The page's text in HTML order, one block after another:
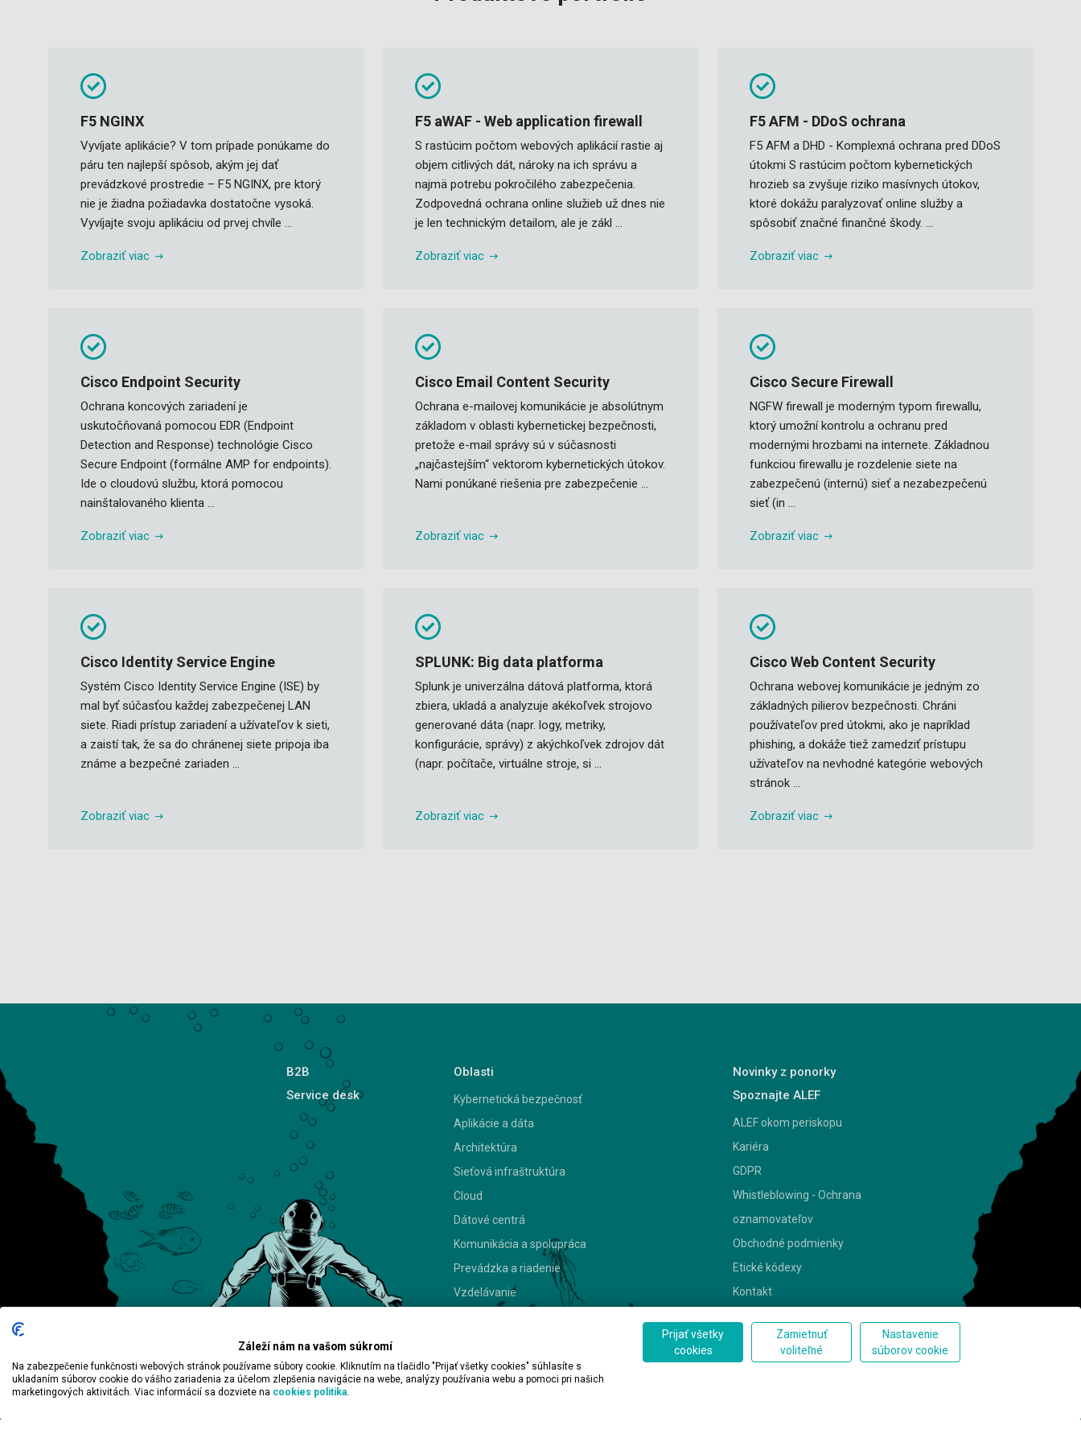
F5 NGINX
Vyvíjate aplikácie? V tom prípade ponúkame do
páru ten najlepší spôsob, akým jej dať
prevádzkové prostredie – F5 NGINX, pre ktorý
nie je žiadna požiadavka dostatočne vysoká.
Vyvíjajte svoju aplikáciu od prvej chvíle ...
Zobraziť viac
F5 aWAF - Web application firewall
S rastúcim počtom webových aplikácií rastie aj
objem citlivých dát, nároky na ich správu a
najmä potrebu pokročilého zabezpečenia.
Zodpovedná ochrana online služieb už dnes nie
je len technickým detailom, ale je zákl ...
Zobraziť viac
F5 AFM - DDoS ochrana
F5 AFM a DHD - Komplexná ochrana pred DDoS
útokmi S rastúcim počtom kybernetických
hrozieb sa zvyšuje riziko masívnych útokov,
ktoré dokážu paralyzovať online služby a
spôsobiť značné finančné škody. ...
Zobraziť viac
Cisco Endpoint Security
Ochrana koncových zariadení je
uskutočňovaná pomocou EDR (Endpoint
Detection and Response) technológie Cisco
Secure Endpoint (formálne AMP for endpoints).
Ide o cloudovú službu, ktorá pomocou
nainštalovaného klienta ...
Zobraziť viac
Cisco Email Content Security
Ochrana e-mailovej komunikácie je absolútnym
základom v oblasti kybernetickej bezpečnosti,
pretože e-mail správy sú v súčasnosti
„najčastejším“ vektorom kybernetických útokov.
Nami ponúkané riešenia pre zabezpečenie ...
Zobraziť viac
Cisco Secure Firewall
NGFW firewall je moderným typom firewallu,
ktorý umožní kontrolu a ochranu pred
modernými hrozbami na internete. Základnou
funkciou firewallu je rozdelenie siete na
zabezpečenú (internú) sieť a nezabezpečenú
sieť (in ...
Zobraziť viac
Cisco Identity Service Engine
Systém Cisco Identity Service Engine (ISE) by
mal byť súčasťou každej zabezpečenej LAN
siete. Riadi prístup zariadení a užívateľov k sieti,
a zaistí tak, že sa do chránenej siete pripoja iba
známe a bezpečné zariaden ...
Zobraziť viac
SPLUNK: Big data platforma
Splunk je univerzálna dátová platforma, ktorá
zbiera, ukladá a analyzuje akékoľvek strojovo
generované dáta (napr. logy, metriky,
konfigurácie, správy) z akýchkoľvek zdrojov dát
(napr. počítače, virtuálne stroje, si ...
Zobraziť viac
Cisco Web Content Security
Ochrana webovej komunikácie je jedným zo
základných pilierov bezpečnosti. Chráni
používateľov pred útokmi, ako je napríklad
phishing, a dokáže tiež zamedziť prístupu
užívateľov na nevhodné kategórie webových
stránok ...
Zobraziť viac
B2B
Service desk
Oblasti
Kybernetická bezpečnosť
Aplikácie a dáta
Architektúra
Sieťová infraštruktúra
Cloud
Dátové centrá
Komunikácia a spolupráca
Prevádzka a riadenie
Vzdelávanie
Novinky z ponorky
Spoznajte ALEF
ALEF okom periskopu
Kariéra
GDPR
Whistleblowing - Ochrana
oznamovateľov
Obchodné podmienky
Etické kódexy
Kontakt
Záleží nám na vašom súkromí
Na zabezpečenie funkčnosti webových stránok používame súbory cookie. Kliknutím na tlačidlo "Prijať všetky cookies" súhlasíte s
ukladaním súborov cookie do vášho zariadenia za účelom zlepšenia navigácie na webe, analýzy používania webu a pomoci pri našich
marketingových aktivitách. Viac informácií sa dozviete na cookies politika.
Prijať všetky
cookies
Zamietnuť
voliteľné
Nastavenie
súborov cookie